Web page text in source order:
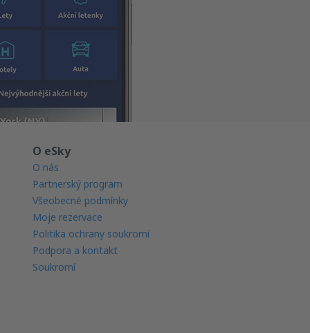
O eSky
O nás
Partnerský program
Všeobecné podmínky
Moje rezervace
Politika ochrany soukromí
Podpora a kontakt
Soukromí